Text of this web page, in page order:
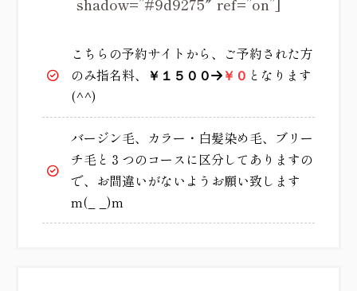
こちらの予約サイトから、ご予約された方
のみ指名料、
￥１５００→￥０ となります
(^^)
バージン毛、カラー・白髪染め毛、ブリー
チ毛と３つのコースに区分してありますの
で、お間違いがないようお願い致します
m(_ _)m